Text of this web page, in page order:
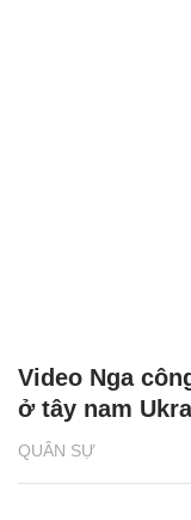
QUÂN SỰ
Video Nga
ở tây nam